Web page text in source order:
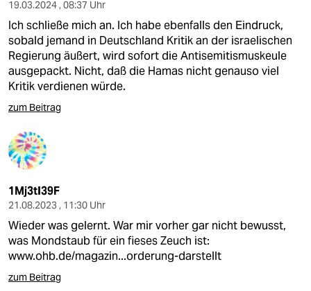
19.03.2024 , 08:37 Uhr
Ich schließe mich an. Ich habe ebenfalls den Eindruck,
sobald jemand in Deutschland Kritik an der israelischen
Regierung äußert, wird sofort die Antisemitismuskeule
ausgepackt. Nicht, daß die Hamas nicht genauso viel
Kritik verdienen würde.
zum Beitrag
1Mj3tI39F
21.08.2023 , 11:30 Uhr
Wieder was gelernt. War mir vorher gar nicht bewusst,
was Mondstaub für ein fieses Zeuch ist:
www.ohb.de/magazin...orderung-darstellt
zum Beitrag